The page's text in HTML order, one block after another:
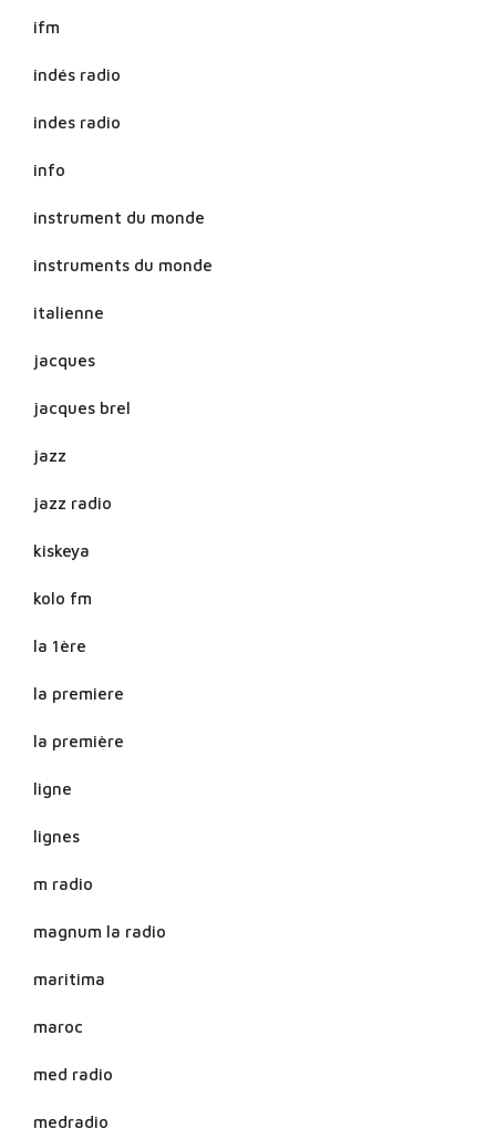
ifm
indés radio
indes radio
info
instrument du monde
instruments du monde
italienne
jacques
jacques brel
jazz
jazz radio
kiskeya
kolo fm
la 1ère
la premiere
la première
ligne
lignes
m radio
magnum la radio
maritima
maroc
med radio
medradio